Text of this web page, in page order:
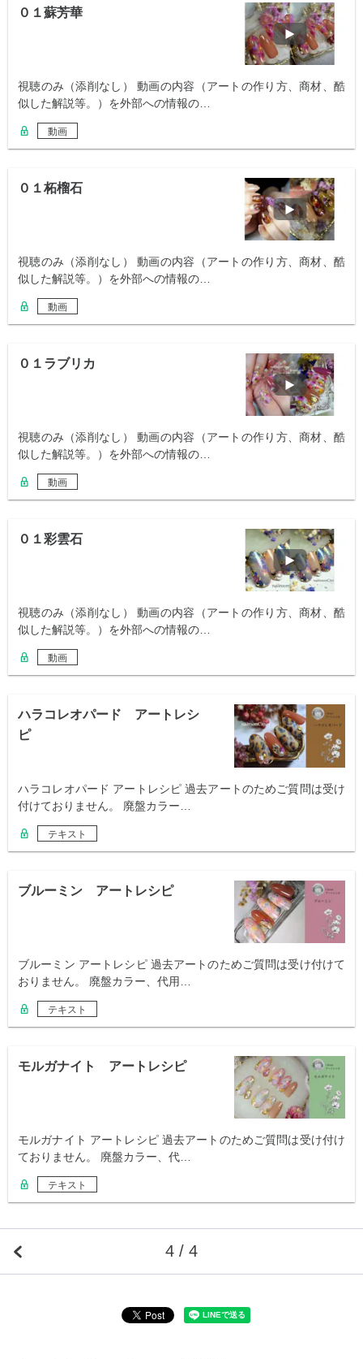
０１蘇芳華
視聴のみ（添削なし） 動画の内容（アートの作り方、商材、酷
似した解説等。）を外部への情報の…
動画
０１柘榴石
視聴のみ（添削なし） 動画の内容（アートの作り方、商材、酷
似した解説等。）を外部への情報の…
動画
０１ラブリカ
視聴のみ（添削なし） 動画の内容（アートの作り方、商材、酷
似した解説等。）を外部への情報の…
動画
０１彩雲石
視聴のみ（添削なし） 動画の内容（アートの作り方、商材、酷
似した解説等。）を外部への情報の…
動画
ハラコレオパード アートレシ
ピ
ハラコレオパード アートレシピ 過去アートのためご質問は受け
付けておりません。 廃盤カラー…
テキスト
ブルーミン アートレシピ
ブルーミン アートレシピ 過去アートのためご質問は受け付けて
おりません。 廃盤カラー、代用…
テキスト
モルガナイト アートレシピ
モルガナイト アートレシピ 過去アートのためご質問は受け付け
ておりません。 廃盤カラー、代…
テキスト
4 / 4